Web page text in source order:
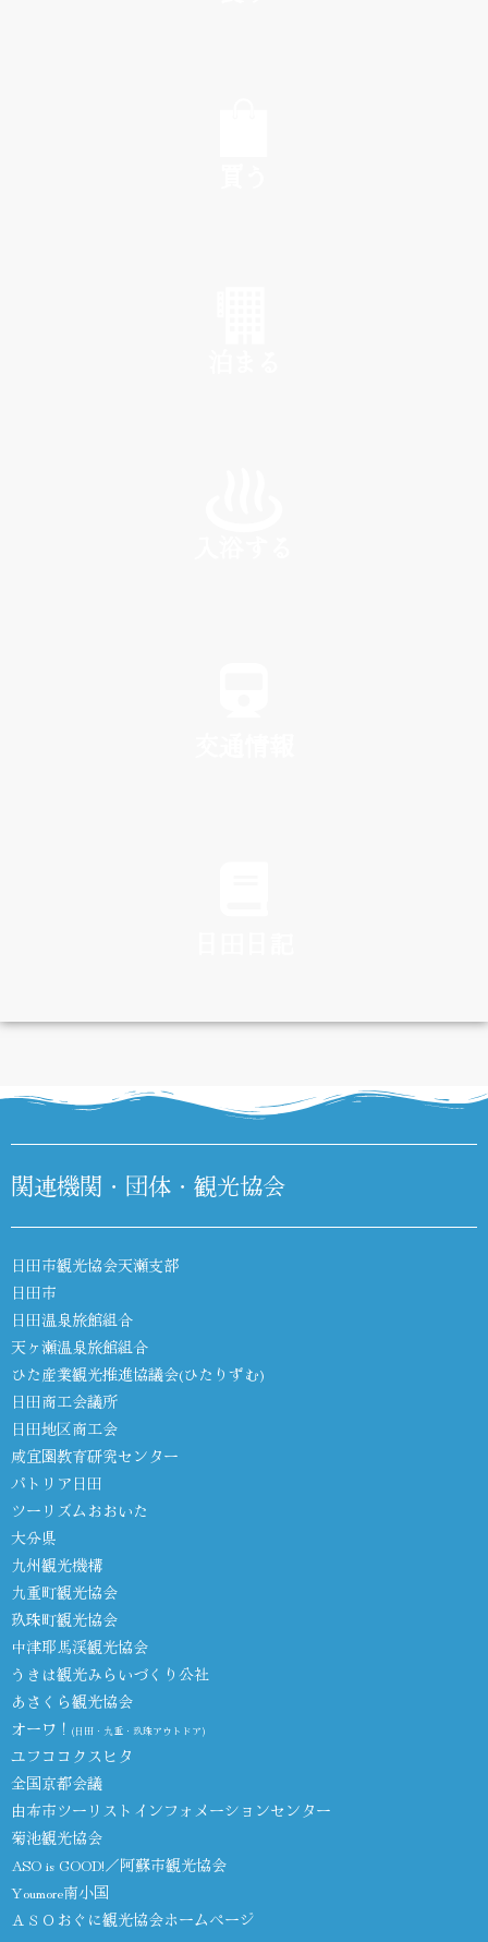
DIARY
関連機関・団体・観光協会
日田市観光協会天瀬支部
日田市
日田温泉旅館組合
天ヶ瀬温泉旅館組合
ひた産業観光推進協議会(ひたりずむ)
日田商工会議所
日田地区商工会
咸宜園教育研究センター
パトリア日田
ツーリズムおおいた
大分県
九州観光機構
九重町観光協会
玖珠町観光協会
中津耶馬渓観光協会
うきは観光みらいづくり公社
あさくら観光協会
オーワ！ (日田・九重・玖珠アウトドア)
ユフココクスヒタ
全国京都会議
由布市ツーリストインフォメーションセンター
菊池観光協会
ASO is GOOD!／阿蘇市観光協会
Youmore南小国
ＡＳＯおぐに観光協会ホームページ